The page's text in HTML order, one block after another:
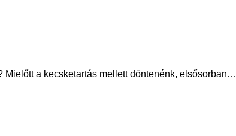
Mielőtt a kecsketartás mellett döntenénk, elsősorban…